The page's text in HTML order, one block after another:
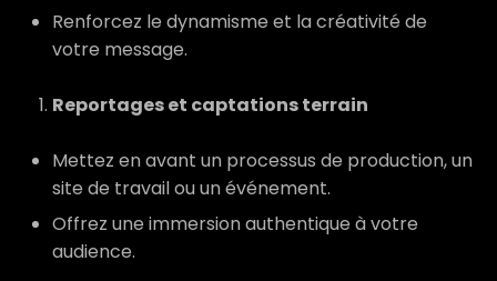
Renforcez le dynamisme et la créativité de
votre message.
Reportages et captations terrain
Mettez en avant un processus de production, un
site de travail ou un événement.
Offrez une immersion authentique à votre
audience.